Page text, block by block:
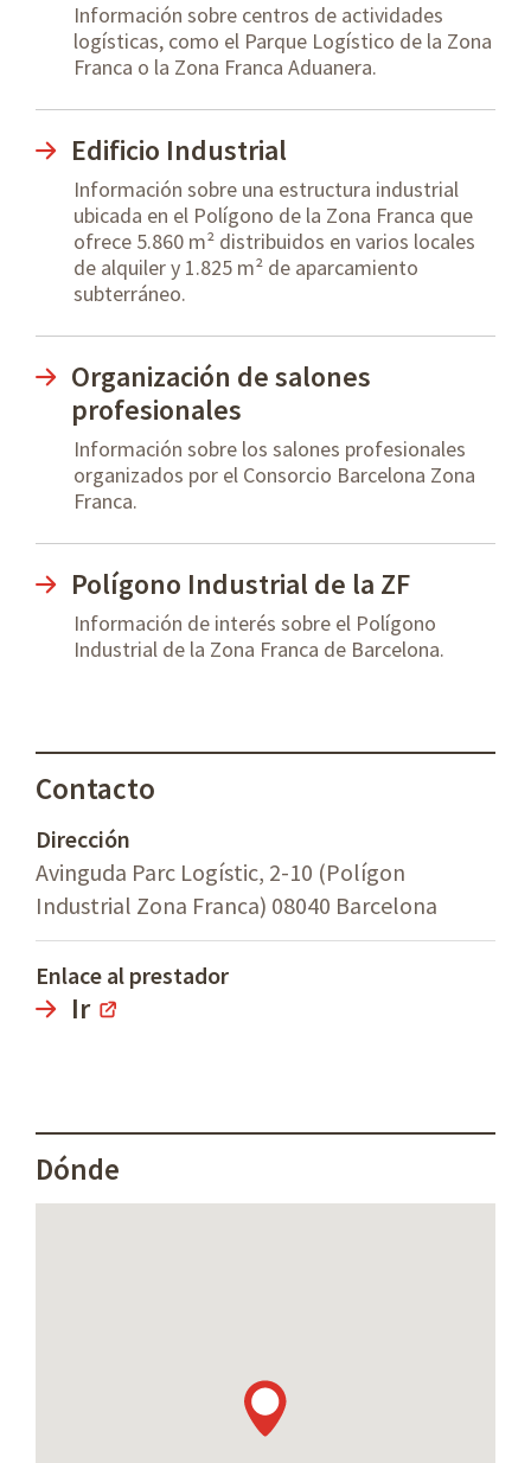
Información sobre centros de actividades
logísticas, como el Parque Logístico de la Zona
Franca o la Zona Franca Aduanera.
Edificio Industrial
Información sobre una estructura industrial
ubicada en el Polígono de la Zona Franca que
ofrece 5.860 m² distribuidos en varios locales
de alquiler y 1.825 m² de aparcamiento
subterráneo.
Organización de salones
profesionales
Información sobre los salones profesionales
organizados por el Consorcio Barcelona Zona
Franca.
Polígono Industrial de la ZF
Información de interés sobre el Polígono
Industrial de la Zona Franca de Barcelona.
Contacto
Dirección
Avinguda Parc Logístic, 2-10 (Polígon
Industrial Zona Franca) 08040 Barcelona
Enlace al prestador
Ir
Dónde